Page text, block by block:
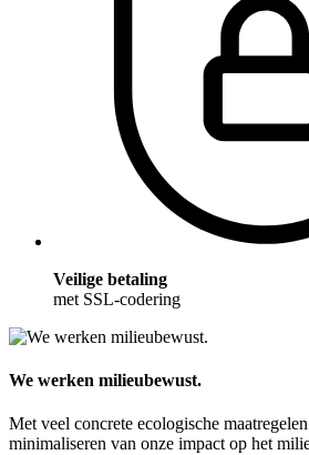
Veilige betaling
met SSL-codering
We werken milieubewust.
Met veel concrete ecologische
minimaliseren van onze impact op het